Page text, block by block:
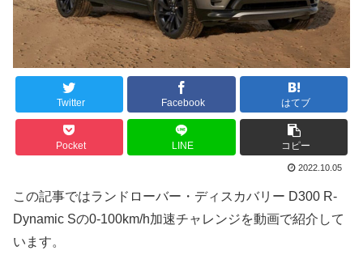
Twitter Facebook はてブ
Pocket LINE コピー
2022.10.05
この記事ではランドローバー・ディスカバリー D300 R-
Dynamic Sの0-100km/h加速チャレンジを動画で紹介して
います。